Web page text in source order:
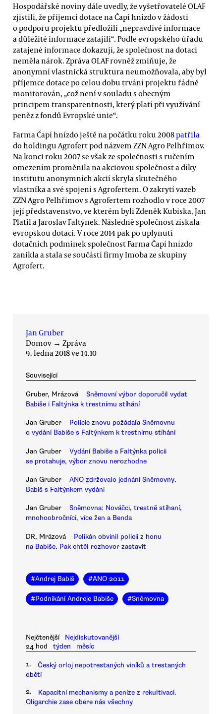
Hospodářské noviny dále uvedly, že vyšetřovatelé OLAF
zjistili, že příjemci dotace na Čapí hnízdo v žádosti
o podporu projektu předložili „nepravdivé informace
a důležité informace zatajili“. Podle evropského úřadu
zatajené informace dokazují, že společnost na dotaci
neměla nárok. Zpráva OLAF rovněž zmiňuje, že
anonymní vlastnická struktura neumožňovala, aby byl
příjemce dotace po celou dobu trvání projektu řádně
monitorován, „což není v souladu s obecným
principem transparentnosti, který platí při využívání
peněz z fondů Evropské unie“.
Farma Čapí hnízdo ještě na počátku roku 2008patřila
do holdingu Agrofert pod názvem ZZN Agro Pelhřimov.
Na konci roku 2007 se však ze společnosti s ručením
omezením proměnila na akciovou společnost a díky
institutu anonymních akcií skryla skutečného
vlastníka a své spojení s Agrofertem. O zakrytí vazeb
ZZN Agro Pelhřimov s Agrofertem rozhodlo v roce 2007
její představenstvo, ve kterém byli Zdeněk Kubiska, Jan
Platil a Jaroslav Faltýnek. Následně společnost získala
evropskou dotaci. V roce 2014 pak po uplynutí
dotačních podmínek společnost Farma Čapí hnízdo
zanikla a stala se součástí firmy Imoba ze skupiny
Agrofert.
Jan Gruber
Domov → Zpráva
9. ledna 2018 ve 14.10
Související
Gruber, Mrázová
Sněmovní výbor doporučil vydat
Babiše i Faltýnka k trestnímu stíhání
Jan Gruber
Policie znovu požádala Sněmovnu
o vydání Babiše s Faltýnkem k trestnímu stíhání
Jan Gruber
Vydání Babiše a Faltýnka policii
se protahuje, výbor znovu nerozhodne
Jan Gruber
ANO zdržovalo jednání Sněmovny.
Babiš s Faltýnkem vydáni
Jan Gruber
Sněmovna: Nováčci, trestně stíhaní,
mnohoobročníci, více žen a Benda
DR, Mrázová
Pelikán obvinil policii z honu
na Babiše. Pak chtěl rozhovor zastavit
#Andrej Babiš #ANO 2011
#Podnikání Andreje Babiše #Sněmovna
Nejčtenější
Nejdiskutovanější
24 hod
týden měsíc
1.
Český orloj nepotrestaných viníků a trestaných
obětí
2.
Kapacitní mechanismy a peníze z rekultivací.
Oligarchie zase obere nás všechny